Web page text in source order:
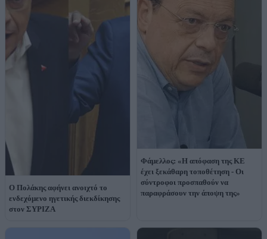
Ο Πολάκης αφήνει ανοιχτό το
ενδεχόμενο ηγετικής διεκδίκησης
στον ΣΥΡΙΖΑ
Φάμελλος: «Η απόφαση της ΚΕ
έχει ξεκάθαρη τοποθέτηση - Οι
σύντροφοι προσπαθούν να
παραφράσουν την άποψη της»